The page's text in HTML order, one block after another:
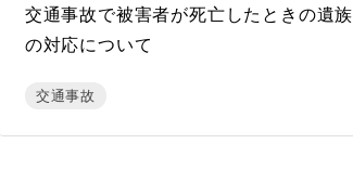
交通事故で被害者が死亡したときの遺族
の対応について
交通事故